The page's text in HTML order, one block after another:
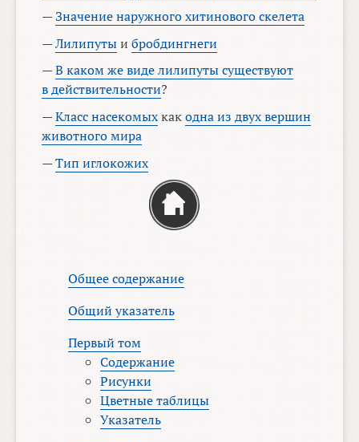
—Значение наружного хитинового скелета
—Лилипутыибробдингнеги
—В каком же виде лилипуты существуют
в действительности?
—Класс насекомыхкакодна из двух вершин
животного мира
—Тип иглокожих
Общее содержание
Общий указатель
Первый том
Содержание
Рисунки
Цветные таблицы
Указатель